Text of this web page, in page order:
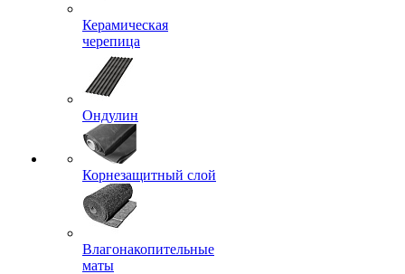
Керамическая
черепица
Ондулин
Корнезащитный слой
Влагонакопительные
маты